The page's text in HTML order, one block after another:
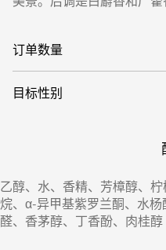
订单数量
目标性别
乙醇、水、香精、芳樟醇、
烷、α-异甲基紫罗兰酮、水
醛、香茅醇、丁香酚、肉桂醇